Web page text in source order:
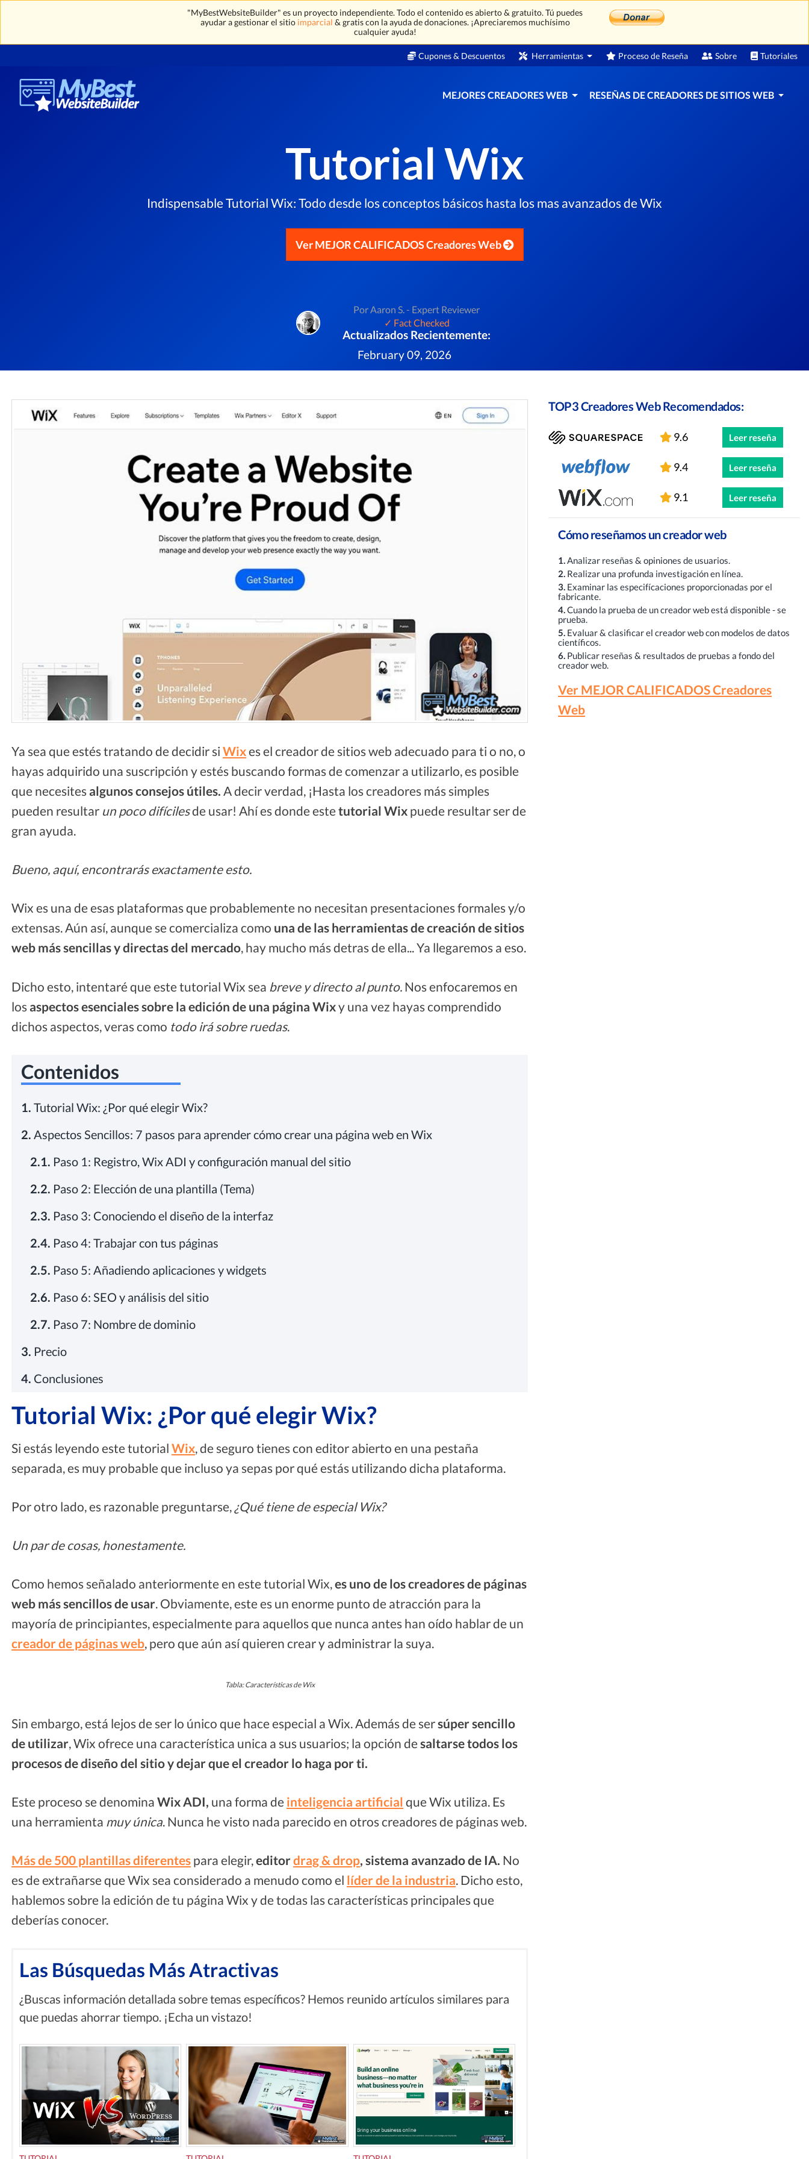
"MyBestWebsiteBuilder" es un proyecto independiente. Todo el contenido es abierto & gratuito. Tú puedes
ayudar a gestionar el sitio imparcial & gratis con la ayuda de donaciones. ¡Apreciaremos muchísimo
cualquier ayuda!
Cupones & Descuentos Herramientas Proceso de Reseña Sobre Tutoriales
MEJORES CREADORES WEB RESEÑAS DE CREADORES DE SITIOS WEB
Tutorial Wix
Indispensable Tutorial Wix: Todo desde los conceptos básicos hasta los mas avanzados de Wix
Ver MEJOR CALIFICADOS Creadores Web
Por Aaron S. - Expert Reviewer
✓ Fact Checked
Actualizados Recientemente:
February 09, 2026
Ya sea que estés tratando de decidir si Wixes el creador de sitios web adecuado para ti o no, o
hayas adquirido una suscripción y estés buscando formas de comenzar a utilizarlo, es posible
que necesites algunos consejos útiles. A decir verdad, ¡Hasta los creadores más simples
pueden resultar un poco difícilesde usar! Ahí es donde este tutorial Wix puede resultar ser de
gran ayuda.
Bueno, aquí, encontrarás exactamente esto.
Wix es una de esas plataformas que probablemente no necesitan presentaciones formales y/o
extensas. Aún así, aunque se comercializa como una de las herramientas de creación de sitios
web más sencillas y directas del mercado, hay mucho más detras de ella... Ya llegaremos a eso.
Dicho esto, intentaré que este tutorial Wix sea breve y directo al punto. Nos enfocaremos en
los aspectos esenciales sobre la edición de una página Wixy una vez hayas comprendido
dichos aspectos, veras como todo irá sobre ruedas.
Contenidos
1. Tutorial Wix: ¿Por qué elegir Wix?
2. Aspectos Sencillos: 7 pasos para aprender cómo crear una página web en Wix
2.1. Paso 1: Registro, Wix ADI y configuración manual del sitio
2.2. Paso 2: Elección de una plantilla (Tema)
2.3. Paso 3: Conociendo el diseño de la interfaz
2.4. Paso 4: Trabajar con tus páginas
2.5. Paso 5: Añadiendo aplicaciones y widgets
2.6. Paso 6: SEO y análisis del sitio
2.7. Paso 7: Nombre de dominio
3. Precio
4. Conclusiones
Tutorial Wix: ¿Por qué elegir Wix?
Si estás leyendo este tutorial Wix, de seguro tienes con editor abierto en una pestaña
separada, es muy probable que incluso ya sepas por qué estás utilizando dicha plataforma.
Por otro lado, es razonable preguntarse, ¿Qué tiene de especial Wix?
Un par de cosas, honestamente.
Como hemos señalado anteriormente en este tutorial Wix,es uno de los creadores de páginas
web más sencillos de usar. Obviamente, este es un enorme punto de atracción para la
mayoría de principiantes, especialmente para aquellos que nunca antes han oído hablar de un
creador de páginas web, pero que aún así quieren crear y administrar la suya.
Tabla: Características de Wix
Sin embargo, está lejos de ser lo único que hace especial a Wix. Además de sersúper sencillo
de utilizar, Wix ofrece una característica unica a sus usuarios; la opción de saltarse todos los
procesos de diseño del sitio y dejar que el creador lo haga por ti.
Este proceso se denomina Wix ADI, una forma de inteligencia artificial que Wix utiliza. Es
una herramienta muy única. Nunca he visto nada parecido en otros creadores de páginas web.
Más de 500 plantillas diferentes para elegir,editordrag & drop, sistema avanzado de IA. No
es de extrañarse que Wix sea considerado a menudo como el líder de la industria. Dicho esto,
hablemos sobre la edición de tu página Wix y de todas las características principales que
deberías conocer.
Las Búsquedas Más Atractivas
¿Buscas información detallada sobre temas específicos? Hemos reunido artículos similares para
que puedas ahorrar tiempo. ¡Echa un vistazo!
TOP3 Creadores Web Recomendados:
9.6 Leer reseña
9.4 Leer reseña
9.1 Leer reseña
Cómo reseñamos un creador web
1.Analizar reseñas & opiniones de usuarios.
2. Realizar una profunda investigación en línea.
3. Examinar las especifícaciones proporcionadas por el
fabricante.
4.Cuando la prueba de un creador web está disponible - se
prueba.
5. Evaluar & clasificar el creador web con modelos de datos
científicos.
6. Publicar reseñas & resultados de pruebas a fondo del
creador web.
Ver MEJOR CALIFICADOS Creadores
Web